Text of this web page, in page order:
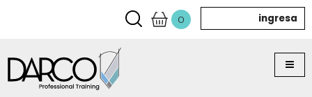
0 ingresa